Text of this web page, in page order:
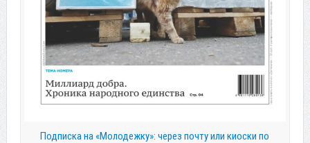
Подписка на «Молодежку»: через почту или киоски по